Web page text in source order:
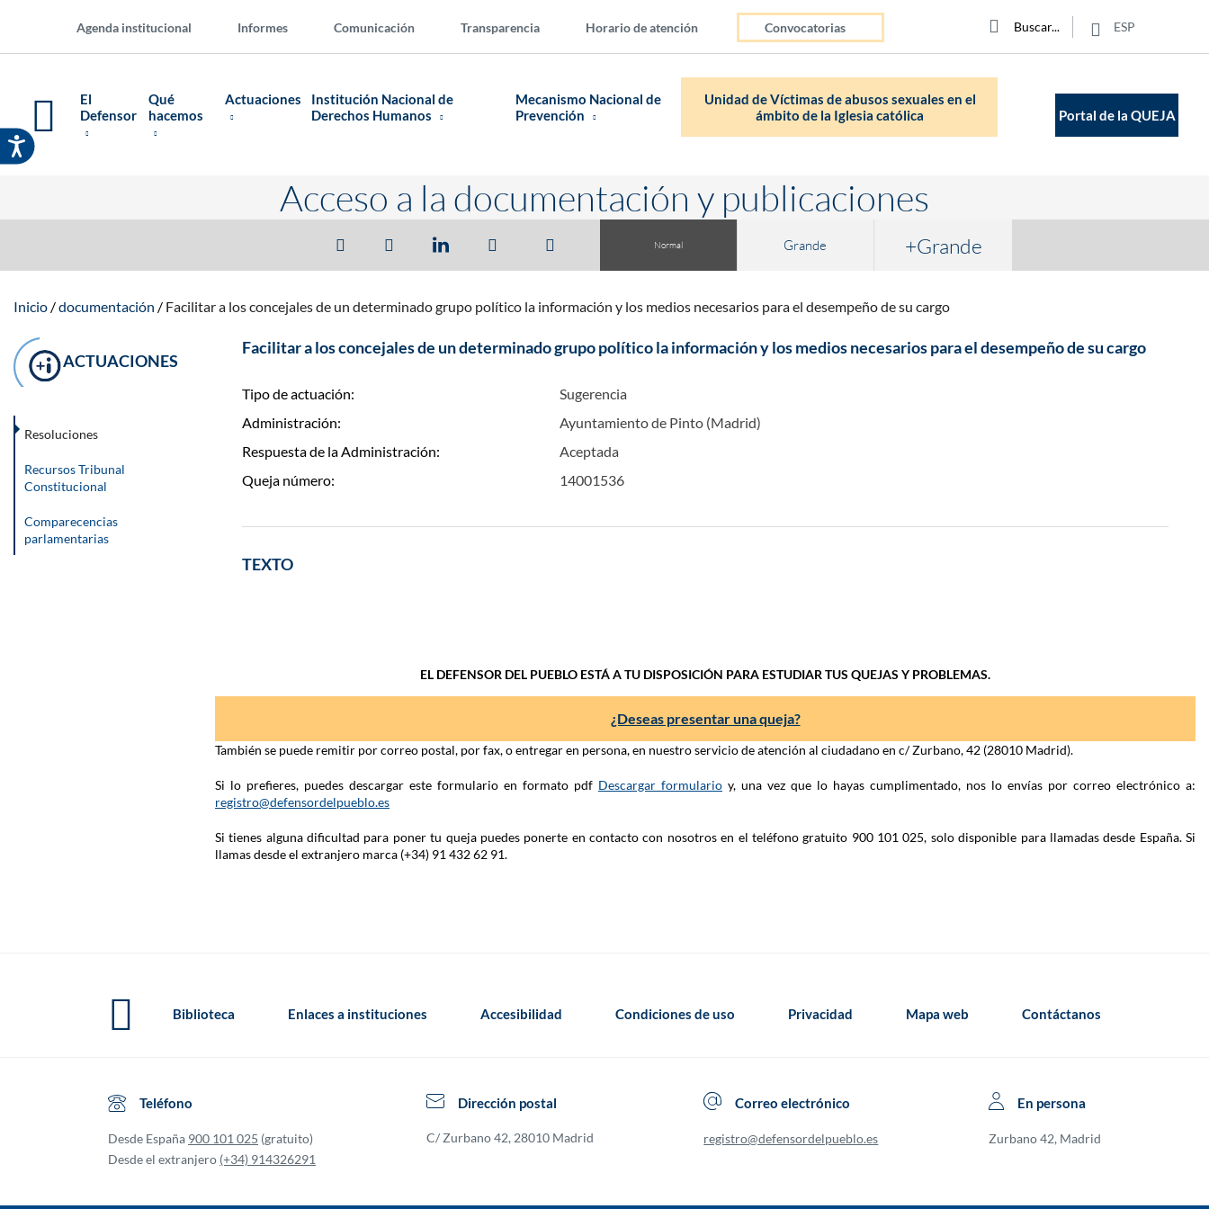
Agenda institucional Informes Comunicación Transparencia Horario de atención Convocatorias
Buscar
Click para buscar
Buscar ESP
El
Defensor
Qué
hacemos
Actuaciones
Institución Nacional de
Derechos Humanos
Mecanismo Nacional de
Prevención
Unidad de Víctimas de abusos sexuales en el
ámbito de la Iglesia católica
Portal de la QUEJA
Acceso a la documentación y publicaciones
Normal Grande +Grande
Inicio documentación Facilitar a los concejales de un determinado grupo político la información y los medios necesarios para el desempeño de su cargo
Facilitar a los concejales de un determinado grupo político la información y los medios necesarios para el desempeño de su cargo
Tipo de actuación:
Sugerencia
Administración:
Ayuntamiento de Pinto (Madrid)
Respuesta de la Administración:
Aceptada
Queja número:
14001536
TEXTO
EL DEFENSOR DEL PUEBLO ESTÁ A TU DISPOSICIÓN PARA ESTUDIAR TUS QUEJAS Y PROBLEMAS.
¿Deseas presentar una queja?
También se puede remitir por correo postal, por fax, o entregar en persona, en nuestro servicio de atención al ciudadano en c/ Zurbano, 42 (28010 Madrid).
Si lo prefieres, puedes descargar este formulario en formato pdf Descargar formulario y, una vez que lo hayas cumplimentado, nos lo envías por correo electrónico a:
registro@defensordelpueblo.es
Si tienes alguna dificultad para poner tu queja puedes ponerte en contacto con nosotros en el teléfono gratuito 900 101 025, solo disponible para llamadas desde España. Si
llamas desde el extranjero marca (+34) 91 432 62 91.
ACTUACIONES
Resoluciones
Recursos Tribunal
Constitucional
Comparecencias
parlamentarias
Biblioteca Enlaces a instituciones Accesibilidad Condiciones de uso Privacidad Mapa web Contáctanos
Teléfono
Desde España 900 101 025 (gratuito)
Desde el extranjero (+34) 914326291
Dirección postal
C/ Zurbano 42, 28010 Madrid
Correo electrónico
registro@defensordelpueblo.es
En persona
Zurbano 42, Madrid